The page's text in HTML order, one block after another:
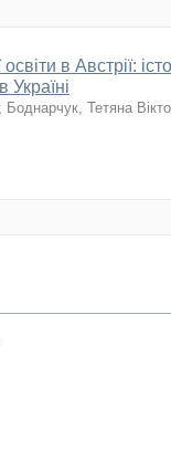
в Австрії:
Україні
; Боднарчук, Тетяна